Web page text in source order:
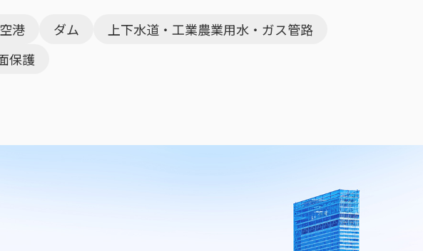
空港 ダム
上下水道・工業農業用水・ガス管路
保護